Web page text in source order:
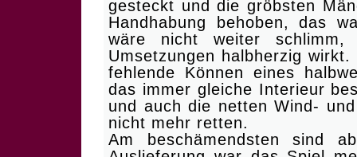
gesteckt und die gröbsten
Handhabung behoben, das
wäre nicht weiter
Umsetzungen halbherzig
fehlende Können eines
das immer gleiche Interieur
und auch die netten Wind-
nicht mehr retten.
Am beschämendsten sind